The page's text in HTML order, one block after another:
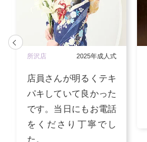
所沢店 2025年成人式
店員さんが明るくテキ
パキしていて良かった
です。当日にもお電話
をくださり丁寧でし
た。